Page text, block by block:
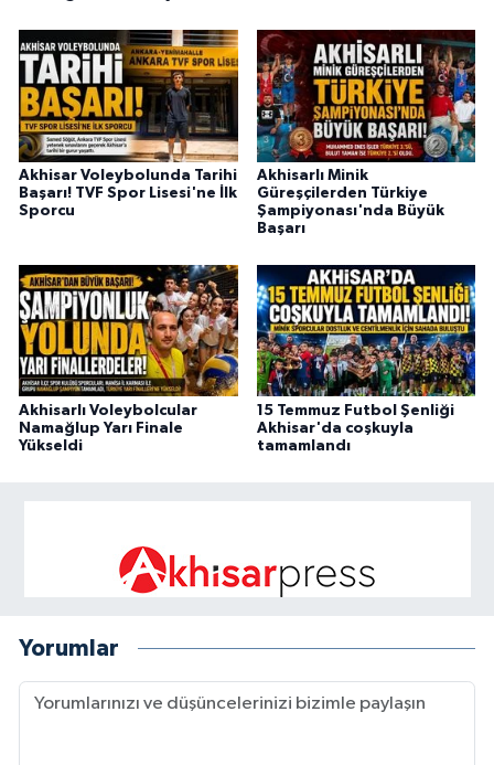
Akhisar Voleybolunda Tarihi
Başarı! TVF Spor Lisesi'ne İlk
Sporcu
Akhisarlı Minik
Güreşçilerden Türkiye
Şampiyonası'nda Büyük
Başarı
Akhisarlı Voleybolcular
Namağlup Yarı Finale
Yükseldi
15 Temmuz Futbol Şenliği
Akhisar'da coşkuyla
tamamlandı
Yorumlar